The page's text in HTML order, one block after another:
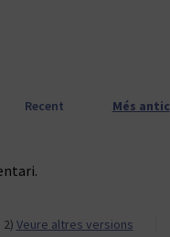
Recent Més antic
veure altres versions